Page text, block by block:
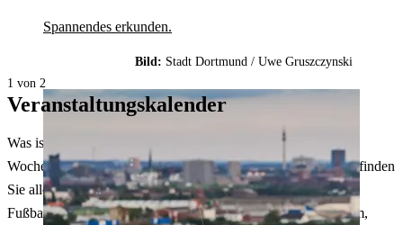
Spannendes erkunden.
Bild: Stadt Dortmund / Uwe Gruszczynski
1 von 2
Veranstaltungskalender
Was ist heute in Dortmund los? Welche Konzerte gibt es am
Wochenende? Im größten Veranstaltungskalender Dortmunds finden
Sie alle Events – von der Stadt- oder Museumsführung übers
Fußballspiel bis zum Flohmarkt. Sie können dabei nach Datum,